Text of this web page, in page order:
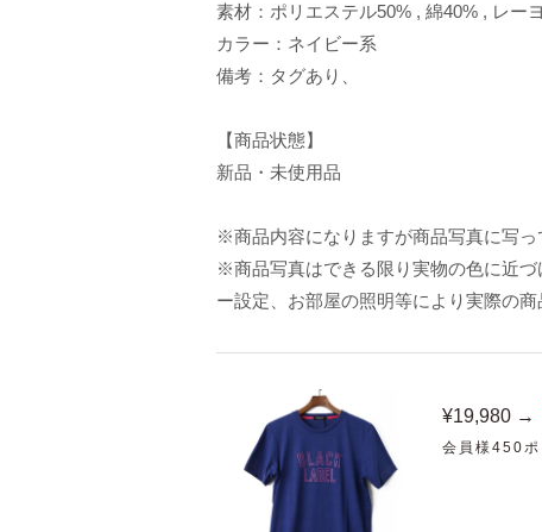
素材：ポリエステル50% , 綿40% , レー
カラー：ネイビー系
備考：タグあり、
【商品状態】
新品・未使用品
※商品内容になりますが商品写真に写っ
※商品写真はできる限り実物の色に近
ー設定、お部屋の照明等により実際の
¥19,980 →
会員様450ポ